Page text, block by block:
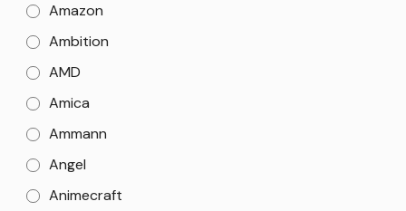
Amazon
Ambition
AMD
Amica
Ammann
Angel
Animecraft